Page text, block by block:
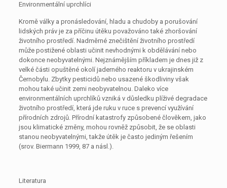
Environmentální uprchlíci
Kromě války a pronásledování, hladu a chudoby a porušování
lidských práv je za příčinu útěku považováno také zhoršování
životního prostředí. Nadměrné znečištění životního prostředí
může postižené oblasti učinit nevhodnými k obdělávání nebo
dokonce neobyvatelnými. Nejznámějším příkladem je dnes již z
velké části opuštěné okolí jaderného reaktoru v ukrajinském
Černobylu. Zbytky pesticidů nebo usazené škodliviny však
mohou také učinit zemi neobyvatelnou. Daleko více
environmentálních uprchlíků vzniká v důsledku plíživé degradace
životního prostředí, která jde ruku v ruce s prevencí využívání
přírodních zdrojů. Přírodní katastrofy způsobené člověkem, jako
jsou klimatické změny, mohou rovněž způsobit, že se oblasti
stanou neobyvatelnými, takže útěk je často jediným řešením
(srov. Biermann 1999, 87 a násl.).
Literatura